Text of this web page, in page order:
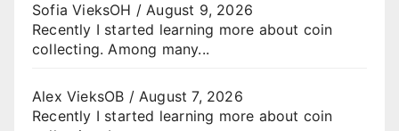
Sofia VieksOH /August 9, 2026
Recently I started learning more about coin
collecting. Among many...
Alex VieksOB /August 7, 2026
Recently I started learning more about coin